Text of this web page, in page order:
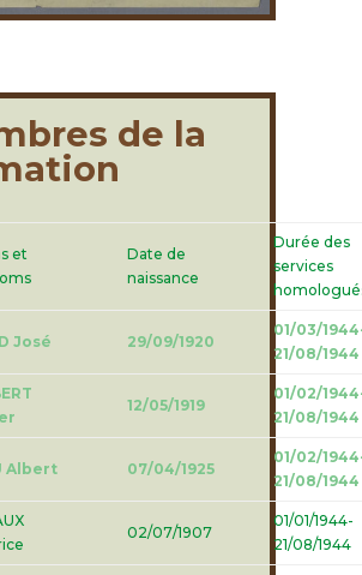
de la
et
Date de
naissance
Durée des
services
José 29/09/1920
01/03/
21/08/1944
12/05/1919
01/02/
21/08/1944
Albert 07/04/1925
01/02/
21/08/1944
02/07/1907
01/01/1944-
21/08/1944